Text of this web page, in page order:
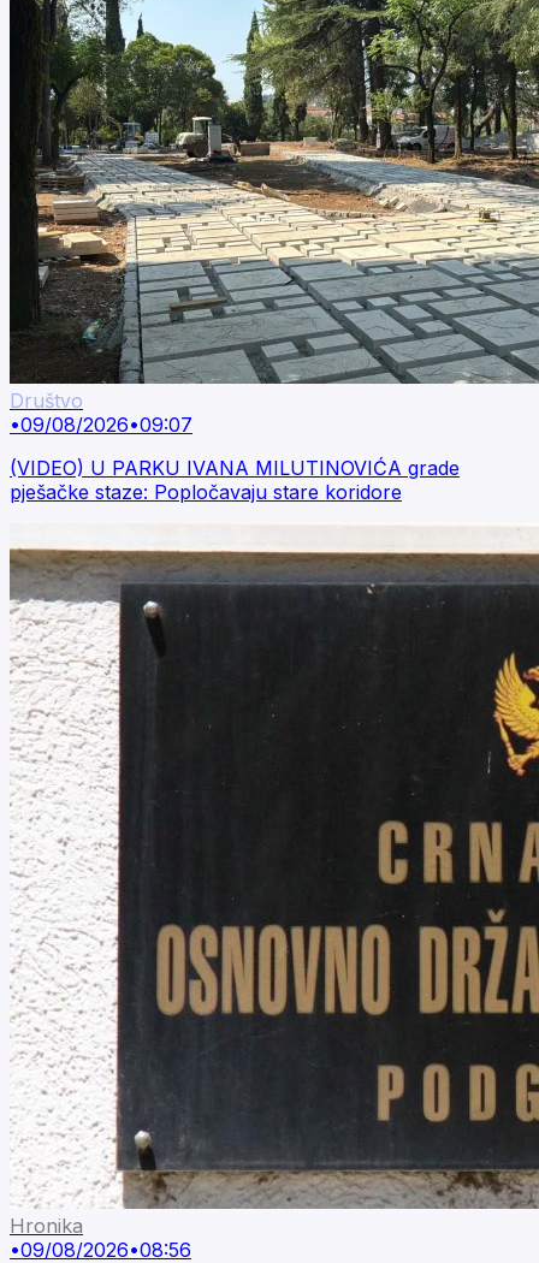
Društvo
•09/08/2026•09:07
(VIDEO) U PARKU IVANA MILUTINOVIĆA grade
pješačke staze: Popločavaju stare koridore
Hronika
•09/08/2026•08:56